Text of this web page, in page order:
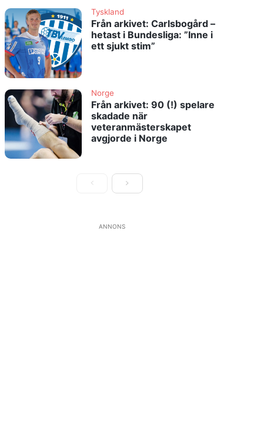
Tyskland
Från arkivet: Carlsbogård –
hetast i Bundesliga: ”Inne i
ett sjukt stim”
Norge
Från arkivet: 90 (!) spelare
skadade när
veteranmästerskapet
avgjorde i Norge
ANNONS